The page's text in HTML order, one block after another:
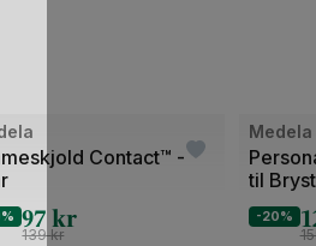
Contact™ -
97kr
139kr
Bilde
av
Medela
til
-20%